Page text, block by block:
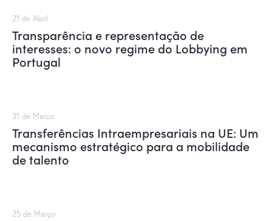
21 de Abril
Transparência e representação de
interesses: o novo regime do Lobbying em
Portugal
31 de Março
Transferências Intraempresariais na UE: Um
mecanismo estratégico para a mobilidade
de talento
25 de Março